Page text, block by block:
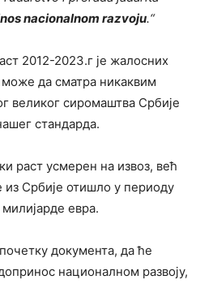
nacionalnom razvoju.“
2012-2023.г је жалосних
да сматра никаквим
великог сиромаштва Србије
стандарда.
раст усмерен на извоз, већ
из Србије отишло у периоду
евра.
документа, да ће
националном развоју,